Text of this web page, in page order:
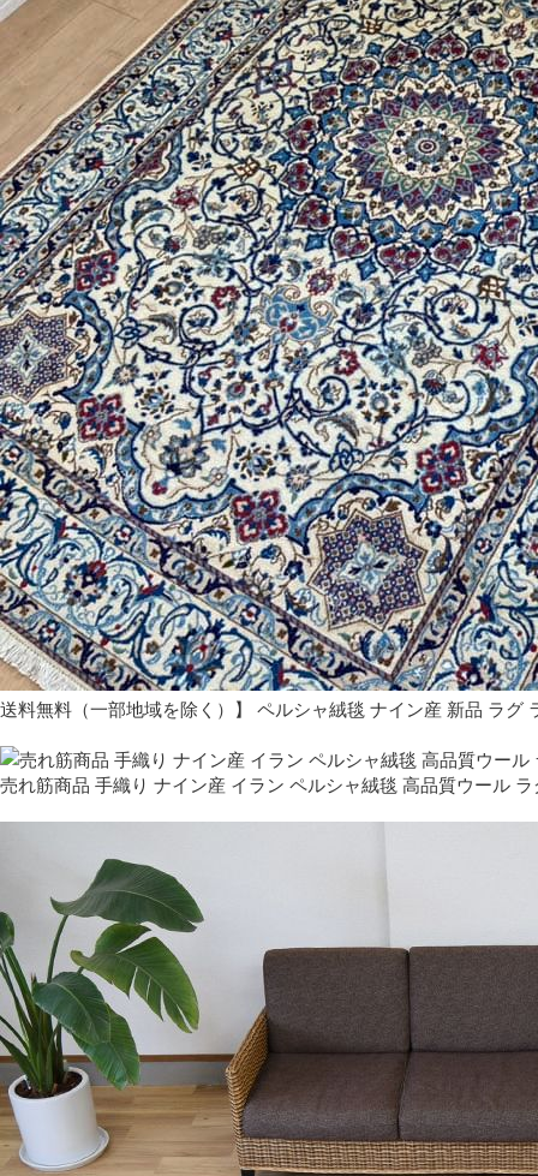
送料無料（一部地域を除く）】 ペルシャ絨毯 ナイン産 新品 ラグ
売れ筋商品 手織り ナイン産 イラン ペルシャ絨毯 高品質ウール ラ